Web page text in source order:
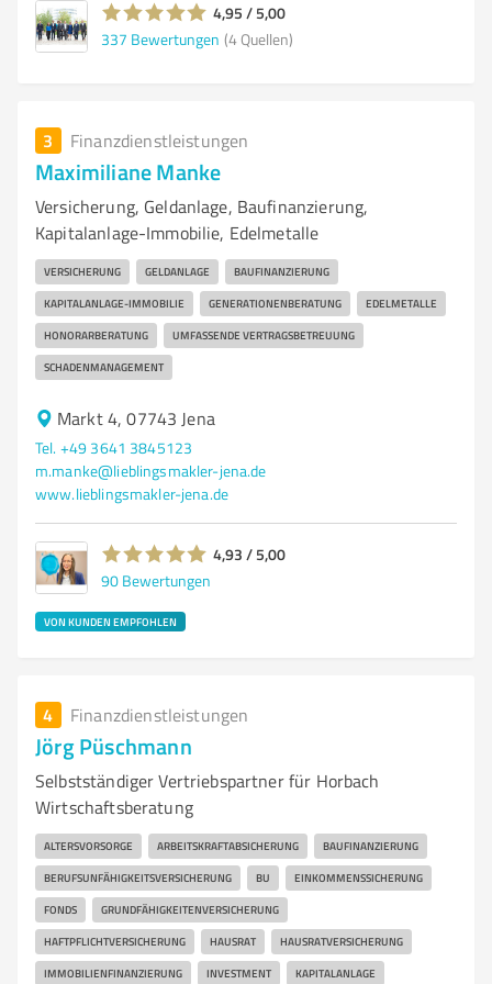
4,95 / 5,00
337 Bewertungen (4 Quellen)
3 Finanzdienstleistungen
Maximiliane Manke
Versicherung, Geldanlage, Baufinanzierung,
Kapitalanlage-Immobilie, Edelmetalle
VERSICHERUNG GELDANLAGE BAUFINANZIERUNG
KAPITALANLAGE-IMMOBILIE GENERATIONENBERATUNG EDELMETALLE
HONORARBERATUNG UMFASSENDE VERTRAGSBETREUUNG
SCHADENMANAGEMENT
Markt 4, 07743 Jena
Tel. +49 3641 3845123
m.manke@lieblingsmakler-jena.de
www.lieblingsmakler-jena.de
4,93 / 5,00
90 Bewertungen
VON KUNDEN EMPFOHLEN
4 Finanzdienstleistungen
Jörg Püschmann
Selbstständiger Vertriebspartner für Horbach
Wirtschaftsberatung
ALTERSVORSORGE ARBEITSKRAFTABSICHERUNG BAUFINANZIERUNG
BERUFSUNFÄHIGKEITSVERSICHERUNG BU EINKOMMENSSICHERUNG
FONDS GRUNDFÄHIGKEITENVERSICHERUNG
HAFTPFLICHTVERSICHERUNG HAUSRAT HAUSRATVERSICHERUNG
IMMOBILIENFINANZIERUNG INVESTMENT KAPITALANLAGE